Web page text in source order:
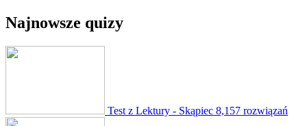
Najnowsze quizy
Test z Lektury - Skąpiec 8,157 rozwiązań